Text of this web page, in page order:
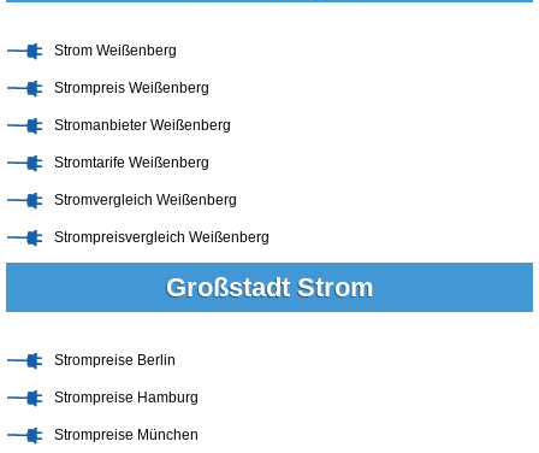
Strom Weißenberg
Strompreis Weißenberg
Stromanbieter Weißenberg
Stromtarife Weißenberg
Stromvergleich Weißenberg
Strompreisvergleich Weißenberg
Großstadt Strom
Strompreise Berlin
Strompreise Hamburg
Strompreise München